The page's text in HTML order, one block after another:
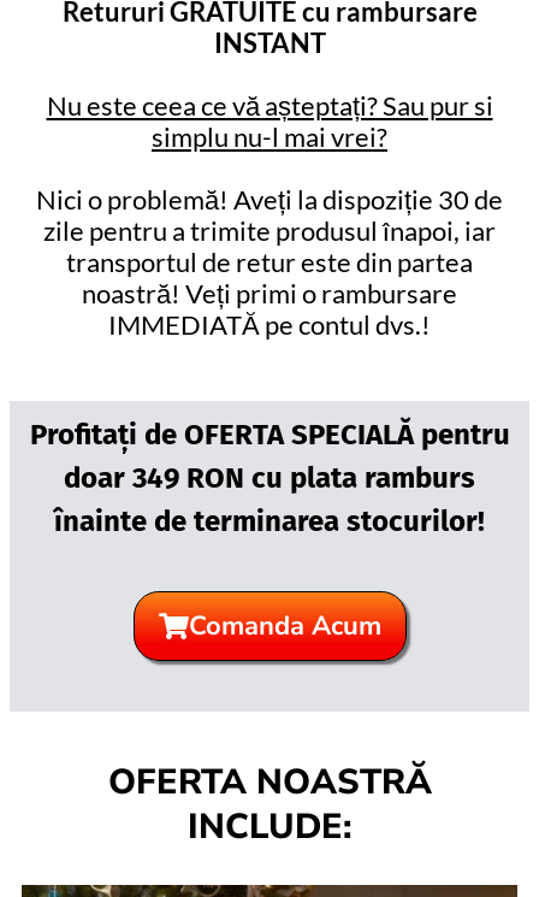
Retururi GRATUITE cu rambursare
INSTANT
Nu este ceea ce vă așteptați? Sau pur si
simplu nu-l mai vrei?
Nici o problemă! Aveți la dispoziție 30 de
zile pentru a trimite produsul înapoi, iar
transportul de retur este din partea
noastră! Veți primi o rambursare
IMMEDIATĂ pe contul dvs.!
Profitați de OFERTA SPECIALĂ pentru
doar 349 RON cu plata ramburs
înainte de terminarea stocurilor!
Comanda Acum
OFERTA NOASTRĂ
INCLUDE: